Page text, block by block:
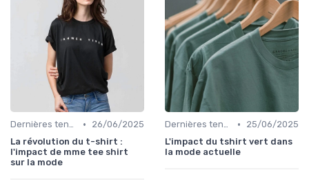
Dernières tendances •
26/06/2025
La révolution du t-shirt :
l'impact de mme tee shirt
sur la mode
Dernières tendances •
25/06/2025
L'impact du tshirt vert dans
la mode actuelle